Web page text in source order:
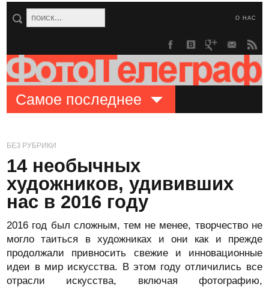
О НАС
Самое последнее
БЕЗ РУБРИКИ
14 необычных
художников, удививших
нас в 2016 году
2016 год был сложным, тем не менее, творчество не
могло таиться в художниках и они как и прежде
продолжали привносить свежие и инновационные
идеи в мир искусства. В этом году отличились все
отрасли искусства, включая фотографию,